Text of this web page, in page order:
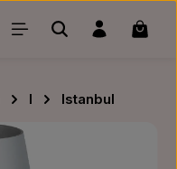
I
Istanbul